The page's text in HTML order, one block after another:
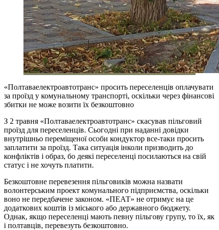
«Полтаваелектроавтотранс» просить переселенців оплачувати
за проїзд у комунальному транспорті, оскільки через фінансові
збитки не може возити їх безкоштовно
З 2 травня «Полтаваелектроавтотранс» скасував пільговий
проїзд для переселенців. Сьогодні при наданні довідки
внутрішньо переміщеної особи кондуктор все-таки просить
заплатити за проїзд. Така ситуація інколи призводить до
конфліктів і образ, бо деякі переселенці посилаються на свій
статус і не хочуть платити.
Безкоштовне перевезення пільговиків можна назвати
волонтерським проект комунального підприємства, оскільки
воно не передбачене законом. «ПЕАТ» не отримує на це
додаткових коштів із міського або державного бюджету.
Однак, якщо переселенці мають певну пільгову групу, то їх, як
і полтавців, перевезуть безкоштовно.